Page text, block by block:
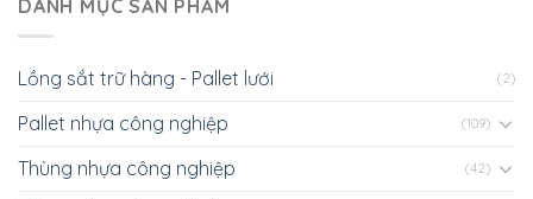
DANH MỤC SẢN PHẨM
Lồng sắt trữ hàng - Pallet lưới (2)
Pallet nhựa công nghiệp (109)
Thùng nhựa công nghiệp (42)